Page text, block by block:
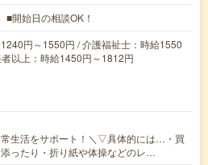
開始日の相談OK！
円～1550円 / 介護福祉士：時給1550
以上：時給1450円～1812円
常生活をサポート！＼▽具体的には…・買
ったり・折り紙や体操などのレ…